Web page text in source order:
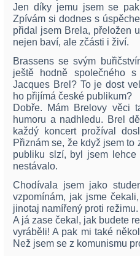
Jen díky jemu jsem se
Zpívám si dodnes s
přidal jsem Brela, přeložen
nejen baví, ale zčásti i živí.
Brassens se svým
ještě hodně společného
Jacques Brel? To je dost
ho přijímá české publikum?
Dobře. Mám Brelovy věci
humoru a nadhledu. Brel
každý koncert prožíval
Přiznám se, že když jsem to
publiku slzí, byl jsem
nestávalo.
Chodívala jsem jako
vzpomínám, jak jsme
jinotaj namířený proti režimu.
A já zase čekal, jak budete
vyráběli! A pak mi také
Než jsem se z komunismu